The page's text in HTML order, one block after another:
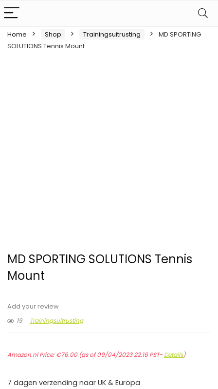
Home Shop Trainingsuitrusting
MD SPORTING
SOLUTIONS Tennis Mount
MD SPORTING SOLUTIONS Tennis
Mount
Add your review
19
Trainingsuitrusting
Amazon.nl Price:€76.00(as of 09/04/2023 22:16 PST- Details)
7 dagen verzending naar UK & Europa